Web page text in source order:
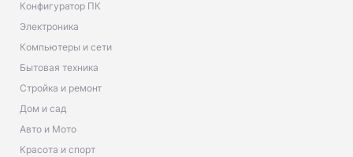
Конфигуратор ПК
Электроника
Компьютеры и сети
Бытовая техника
Стройка и ремонт
Дом и сад
Авто и Мото
Красота и спорт